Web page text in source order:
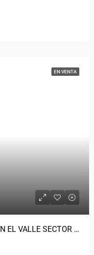
EN VENTA
$ 65.000 TERRENO DE VENTA EN EL VALLE SECTOR CORAZON DE JESUS